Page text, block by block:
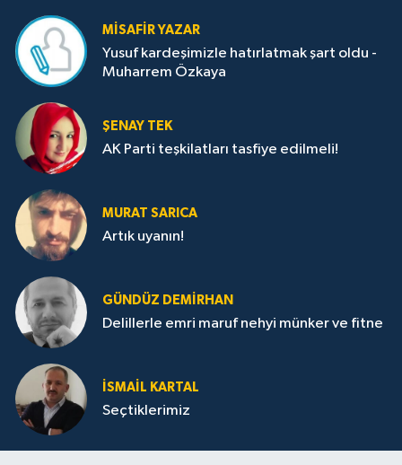
MISAFIR YAZAR
Yusuf kardeşimizle hatırlatmak şart oldu -
Muharrem Özkaya
ŞENAY TEK
AK Parti teşkilatları tasfiye edilmeli!
MURAT SARICA
Artık uyanın!
GÜNDÜZ DEMIRHAN
Delillerle emri maruf nehyi münker ve fitne
İSMAIL KARTAL
Seçtiklerimiz